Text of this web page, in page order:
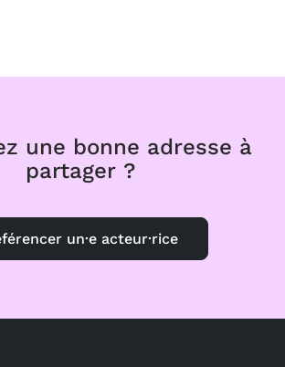
une bonne adresse à
partager ?
un·e acteur·rice